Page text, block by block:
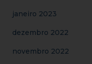
janeiro 2023
dezembro 2022
novembro 2022